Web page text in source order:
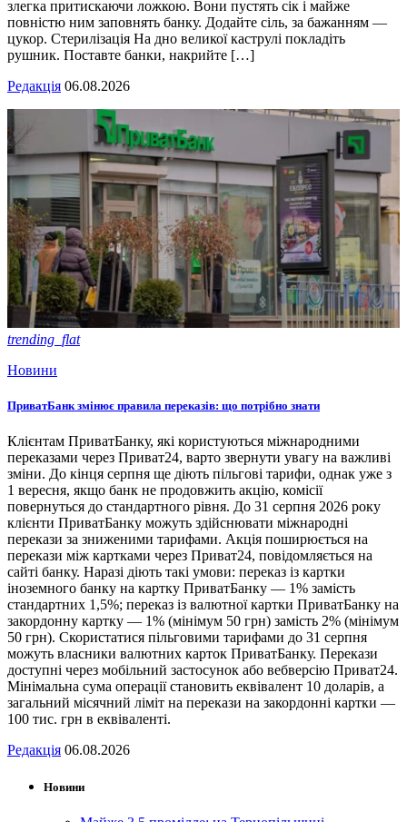
злегка притискаючи ложкою. Вони пустять сік і майже
повністю ним заповнять банку. Додайте сіль, за бажанням —
цукор. Стерилізація На дно великої каструлі покладіть
рушник. Поставте банки, накрийте […]
Редакція 06.08.2026
trending_flat
Новини
ПриватБанк змінює правила переказів: що потрібно знати
Клієнтам ПриватБанку, які користуються міжнародними
переказами через Приват24, варто звернути увагу на важливі
зміни. До кінця серпня ще діють пільгові тарифи, однак уже з
1 вересня, якщо банк не продовжить акцію, комісії
повернуться до стандартного рівня. До 31 серпня 2026 року
клієнти ПриватБанку можуть здійснювати міжнародні
перекази за зниженими тарифами. Акція поширюється на
перекази між картками через Приват24, повідомляється на
сайті банку. Наразі діють такі умови: переказ із картки
іноземного банку на картку ПриватБанку — 1% замість
стандартних 1,5%; переказ із валютної картки ПриватБанку на
закордонну картку — 1% (мінімум 50 грн) замість 2% (мінімум
50 грн). Скористатися пільговими тарифами до 31 серпня
можуть власники валютних карток ПриватБанку. Перекази
доступні через мобільний застосунок або вебверсію Приват24.
Мінімальна сума операції становить еквівалент 10 доларів, а
загальний місячний ліміт на перекази на закордонні картки —
100 тис. грн в еквіваленті.
Редакція 06.08.2026
Новини